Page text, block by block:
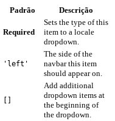
Padrão Descrição
Required
Sets the type of this
item to a locale
dropdown.
'left'
The side of the
navbar this item
should appear on.
Add additional
dropdown items at
the beginning of
the dropdown.